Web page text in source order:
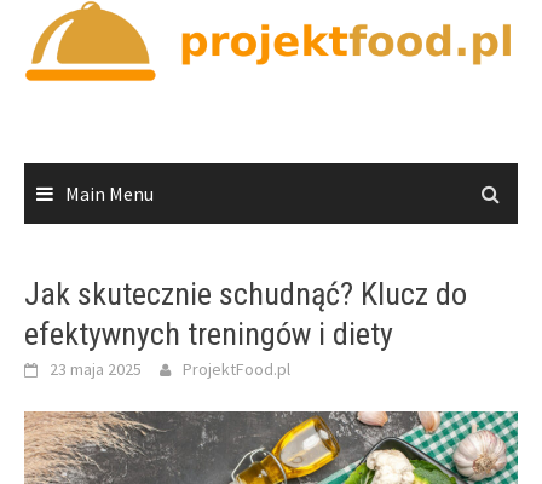
content
Main Menu
Jak skutecznie schudnąć? Klucz do
efektywnych treningów i diety
23 maja 2025 ProjektFood.pl